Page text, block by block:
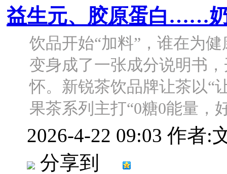
益生元、胶原蛋白……
饮品开始“加料”，谁在为
变身成了一张成分说明书
怀。新锐茶饮品牌让茶以“
果茶系列主打“0糖0能量，
2026-4-22 09:03 作者:
分享到